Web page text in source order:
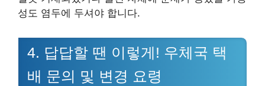
성도 염두에 두셔야 합니다.
4. 답답할 땐 이렇게! 우체국 택
배 문의 및 변경 요령